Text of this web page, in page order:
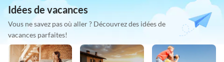
Idées de vacances
Vous ne savez pas où aller ? Découvrez des idées de
vacances parfaites!